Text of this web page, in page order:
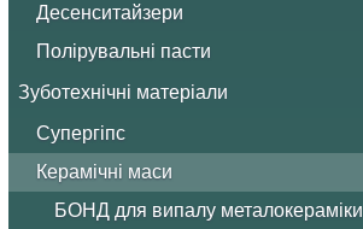
Десенситайзери
Полірувальні пасти
Зуботехнічні матеріали
Супергіпс
Керамічні маси
БОНД для випалу металокераміки